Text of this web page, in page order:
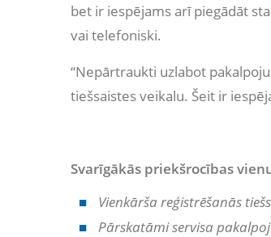
bet ir iespējams arī piegādāt
vai telefoniski.
“Nepārtraukti uzlabot
tiešsaistes veikalu. Šeit ir
Svarīgākās priekšrocības
Vienkārša reģistrēšanās
Pārskatāmi servisa